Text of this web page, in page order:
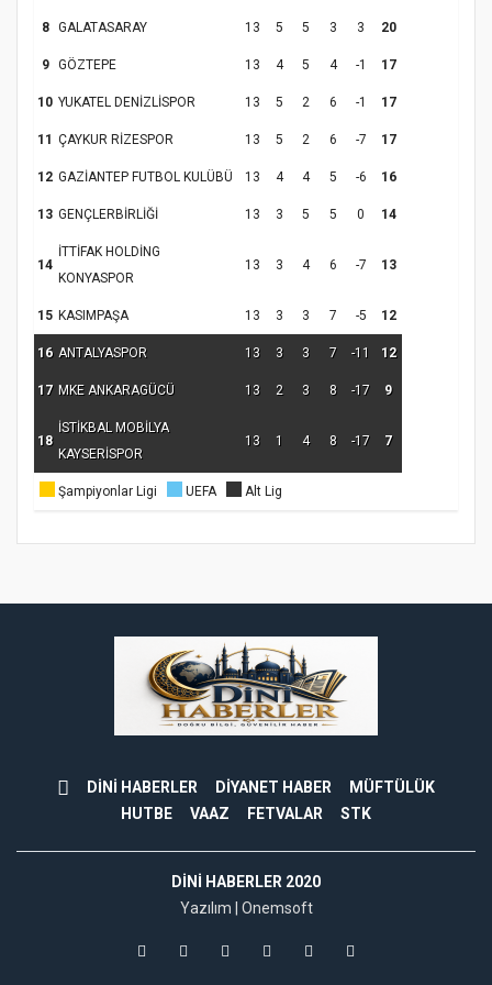
Samsun Atakum’da Ayasofya Camii
koparıyor mu?
8 GALATASARAY 13 5 5 3 3 20
9 GÖZTEPE 13 4 5 4 -1 17
10 YUKATEL DENİZLİSPOR 13 5 2 6 -1 17
11 ÇAYKUR RİZESPOR 13 5 2 6 -7 17
12 GAZİANTEP FUTBOL KULÜBÜ 13 4 4 5 -6 16
13 GENÇLERBİRLİĞİ 13 3 5 5 0 14
14
İTTİFAK HOLDİNG
KONYASPOR
13 3 4 6 -7 13
15 KASIMPAŞA 13 3 3 7 -5 12
16 ANTALYASPOR 13 3 3 7 -11 12
17 MKE ANKARAGÜCÜ 13 2 3 8 -17 9
18
İSTİKBAL MOBİLYA
KAYSERİSPOR
13 1 4 8 -17 7
Şampiyonlar Ligi UEFA Alt Lig
DİNİ HABERLER DİYANET HABER
MÜFTÜLÜK
HUTBE
VAAZ FETVALAR STK
DINI HABERLER 2020
Yazılım | Onemsoft